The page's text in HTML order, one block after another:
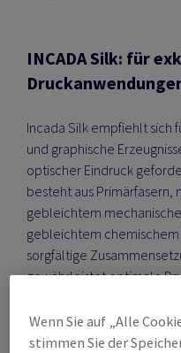
INCADA Silk: für
Incada Silk empfiehlt sich
und graphische
optischer Eindruck
besteht aus Primärfasern,
gebleichtem
gebleichtem
sorgfältige
gewährleistet optimale
Wenn Sie auf „Alle
stimmen Sie der